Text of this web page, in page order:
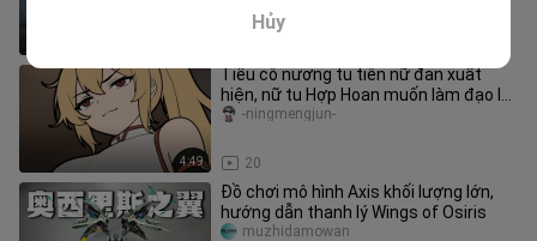
4:49
Tiểu cô nương tu tiên nữ đan xuất
hiện, nữ tu Hợp Hoan muốn làm đạo lữ
của ta?!
20
-ningmengjun-
Đồ chơi mô hình Axis khối lượng lớn,
hướng dẫn thanh lý Wings of Osiris
muzhidamowan
Hủy